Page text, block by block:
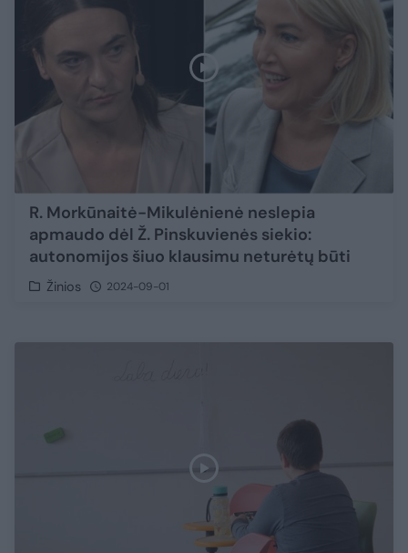
R. Morkūnaitė-Mikulėnienė neslepia
apmaudo dėl Ž. Pinskuvienės siekio:
autonomijos šiuo klausimu neturėtų būti
Žinios 2024-09-01